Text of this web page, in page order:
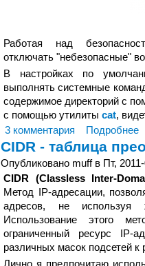
Работая над
отключать "небезопасные"
В настройках по
выполнять системные
содержимое директорий с
с помощью утилиты cat,
3 комментария
Подробнее
CIDR - таблица
Опубликовано muff в Пт,
CIDR (Classless Inter-
Метод IP-адресации,
адресов, не используя
Использование этого
ограниченный ресурс IP-
различных масок подсетей
Лично я предпочитаю